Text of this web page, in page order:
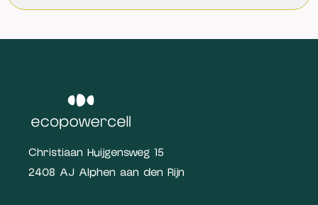
Christiaan Huijgensweg 15
2408 AJ Alphen aan den Rijn